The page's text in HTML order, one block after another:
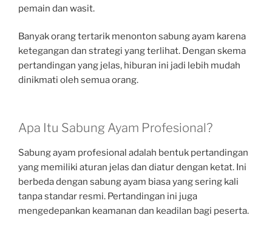
pemain dan wasit.
Banyak orang tertarik menonton sabung ayam karena
ketegangan dan strategi yang terlihat. Dengan skema
pertandingan yang jelas, hiburan ini jadi lebih mudah
dinikmati oleh semua orang.
Apa Itu Sabung Ayam Profesional?
Sabung ayam profesional adalah bentuk pertandingan
yang memiliki aturan jelas dan diatur dengan ketat. Ini
berbeda dengan sabung ayam biasa yang sering kali
tanpa standar resmi. Pertandingan ini juga
mengedepankan keamanan dan keadilan bagi peserta.